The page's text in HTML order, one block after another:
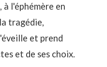
l'éphémère en
tragédie,
et prend
et de ses choix.